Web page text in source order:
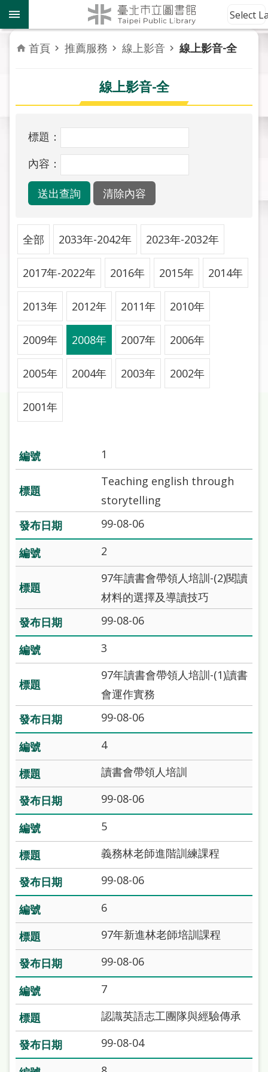
跳到主要內容區塊
到
館
資
訊
者
活
報
導
關
於
市
圖
線
上
請
常
見
問
答
加
入
圖
網
站
導
覽
讀
網
兒
童
版
常
見
問
答
雙
語
詞
彙
台
北
通
陳
情
系
統
English
日
Select
首頁 推薦服務 線上影音 線上影音-全
線上影音-全
標題：
內容：
全部 2033年-2042年 2023年-2032年
2017年-2022年 2016年 2015年 2014年
2013年 2012年 2011年 2010年
2009年 2008年 2007年 2006年
2005年 2004年 2003年 2002年
2001年
1
Teaching english through
storytelling
99-08-06
2
97年讀書會帶領人培訓-(2)閱讀
材料的選擇及導讀技巧
99-08-06
3
97年讀書會帶領人培訓-(1)讀書
會運作實務
99-08-06
4
讀書會帶領人培訓
99-08-06
5
義務林老師進階訓練課程
99-08-06
6
97年新進林老師培訓課程
99-08-06
7
認識英語志工團隊與經驗傳承
99-08-04